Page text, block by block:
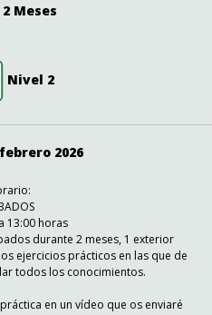
2 Meses
Nivel 2
2026
13:00 horas
durante 2 meses, 1 exterior
ejercicios prácticos en las que de
todos los conocimientos.
en un vídeo que os enviaré